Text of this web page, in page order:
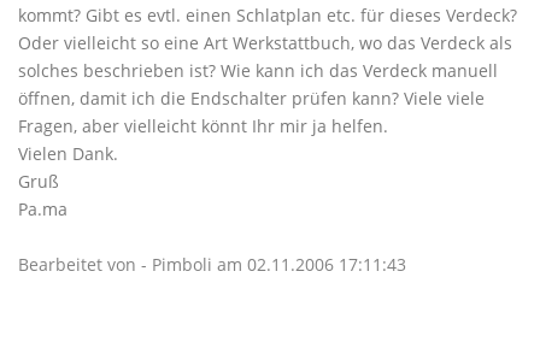
kommt? Gibt es evtl. einen Schlatplan etc. für dieses Verdeck?
Oder vielleicht so eine Art Werkstattbuch, wo das Verdeck als
solches beschrieben ist? Wie kann ich das Verdeck manuell
öffnen, damit ich die Endschalter prüfen kann? Viele viele
Fragen, aber vielleicht könnt Ihr mir ja helfen.
Vielen Dank.
Gruß
Pa.ma
Bearbeitet von - Pimboli am 02.11.2006 17:11:43